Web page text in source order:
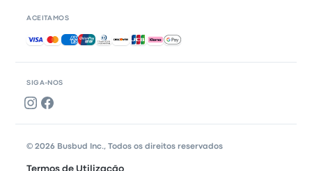
SIGA-NOS
ACEITAMOS
Pagamentos aceites
© 2026 Busbud Inc., Todos os direitos reservados
Termos de Utilização